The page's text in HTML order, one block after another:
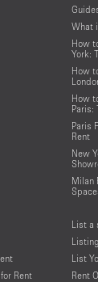
What
How
York:
How
How
Paris:
Paris
Rent
New
Milan
Rent
List a
List
Rent